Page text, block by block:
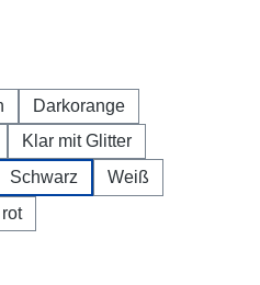
Darkorange
Klar mit Glitter
Schwarz
Weiß